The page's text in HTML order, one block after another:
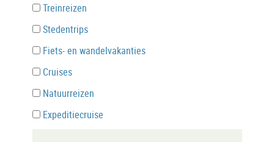
Treinreizen
Stedentrips
Fiets- en wandelvakanties
Cruises
Natuurreizen
Expeditiecruise